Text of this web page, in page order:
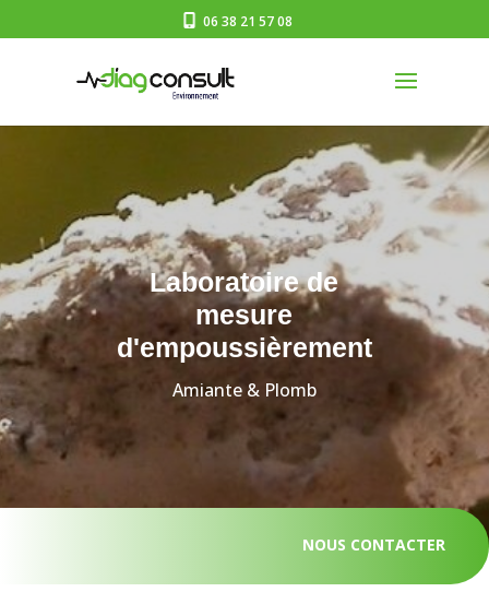
06 38 21 57 08
Laboratoire de
mesure
d'empoussièrement
Amiante & Plomb
NOUS CONTACTER